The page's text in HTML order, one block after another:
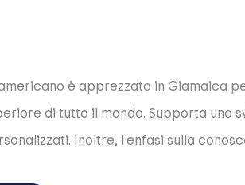
è apprezzato in Giamaica
di tutto il mondo. Supporta
Inoltre, l'enfasi sulla